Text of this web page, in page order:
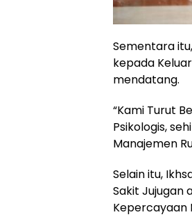
Sementara
kepada
mendatang.
“Kami Turut
Psikologis,
Manajemen
Selain itu,
Sakit Jujugan
Kepercayaan